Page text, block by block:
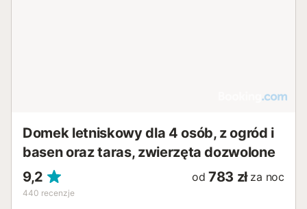
Domek letniskowy dla 4 osób, z ogród i
basen oraz taras, zwierzęta dozwolone
9,2
440 recenzje
od 783 zł za noc